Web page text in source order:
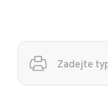
Vyhledávání